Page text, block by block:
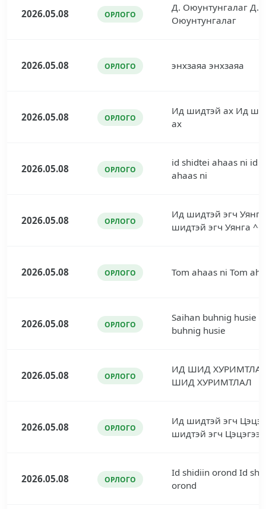
2026.05.08 ОРЛОГО
Д. Оюунтунгалаг Д.
Оюунтунгалаг
2026.05.08 ОРЛОГО энхзаяа энхзаяа
2026.05.08 ОРЛОГО
Ид шидтэй ах Ид
ах
2026.05.08 ОРЛОГО
id shidtei ahaas ni id
ahaas ni
2026.05.08 ОРЛОГО
Ид шидтэй эгч
шидтэй эгч Уянга ^^
2026.05.08 ОРЛОГО Tom ahaas ni Tom
2026.05.08 ОРЛОГО
Saihan buhnig husie
buhnig husie
2026.05.08 ОРЛОГО
ИД ШИД
ШИД ХУРИМТЛАЛ
2026.05.08 ОРЛОГО
Ид шидтэй эгч
шидтэй эгч Цэцэгээ
2026.05.08 ОРЛОГО
Id shidiin orond Id
orond